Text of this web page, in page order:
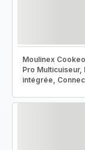
Moulinex
Pro Multicuiseur,
intégrée,